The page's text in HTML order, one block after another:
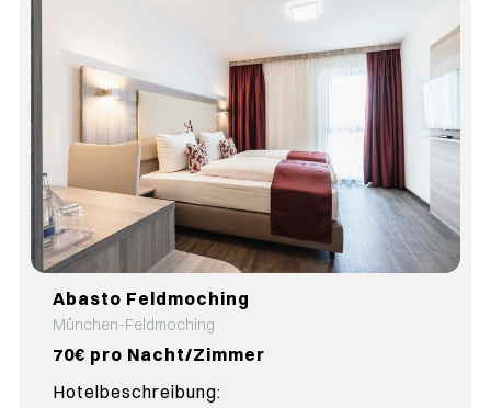
Abasto Feldmoching
München-Feldmoching
70€ pro Nacht/Zimmer
Hotelbeschreibung: